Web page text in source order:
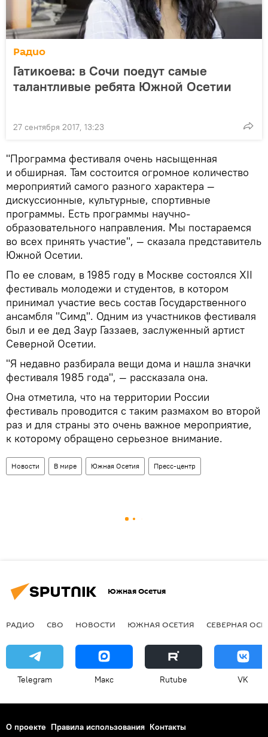
Радио
Гатикоева: в Сочи поедут самые
талантливые ребята Южной Осетии
27 сентября 2017, 13:23
"Программа фестиваля очень насыщенная
и обширная. Там состоится огромное количество
мероприятий самого разного характера —
дискуссионные, культурные, спортивные
программы. Есть программы научно-
образовательного направления. Мы постараемся
во всех принять участие", — сказала представитель
Южной Осетии.
По ее словам, в 1985 году в Москве состоялся XII
фестиваль молодежи и студентов, в котором
принимал участие весь состав Государственного
ансамбля "Симд". Одним из участников фестиваля
был и ее дед Заур Газзаев, заслуженный артист
Северной Осетии.
"Я недавно разбирала вещи дома и нашла значки
фестиваля 1985 года", — рассказала она.
Она отметила, что на территории России
фестиваль проводится с таким размахом во второй
раз и для страны это очень важное мероприятие,
к которому обращено серьезное внимание.
Новости В мире Южная Осетия Пресс-центр
Южная Осетия
РАДИО СВО НОВОСТИ ЮЖНАЯ ОСЕТИЯ СЕВЕРНАЯ
Telegram Макс Rutube VK
О проекте Правила использования Контакты